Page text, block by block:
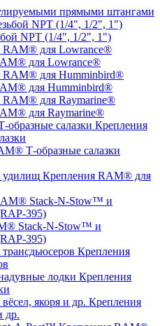
прямыми штангами
NPT (1/4", 1/2", 1")
для Lowrance®
для Humminbird®
для Raymarine®
Крепления
Т-образные салазки
Крепления RAM® для
Stack-N-Stow™ и
395)
Крепления
Крепления
Крепления
др.